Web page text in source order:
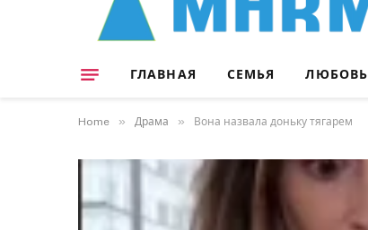
ГЛАВНАЯ СЕМЬЯ ЛЮБОВЬ
Home » Драма » Вона назвала доньку тягарем